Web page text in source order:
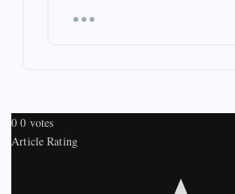
0 0 votes
Article Rating